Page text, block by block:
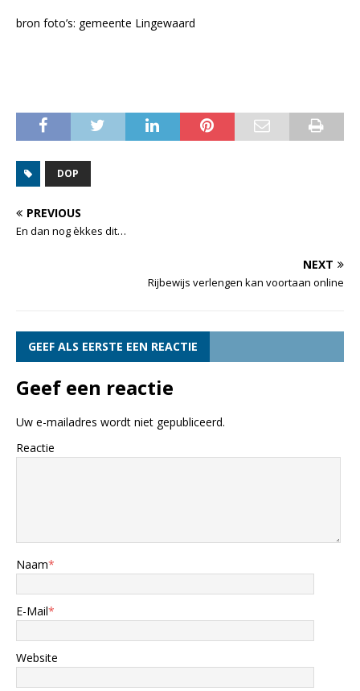
bron foto’s: gemeente Lingewaard
DOP
PREVIOUS
En dan nog èkkes dit…
NEXT
Rijbewijs verlengen kan voortaan online
GEEF ALS EERSTE EEN REACTIE
Geef een reactie
Uw e-mailadres wordt niet gepubliceerd.
Reactie
Naam*
E-Mail*
Website